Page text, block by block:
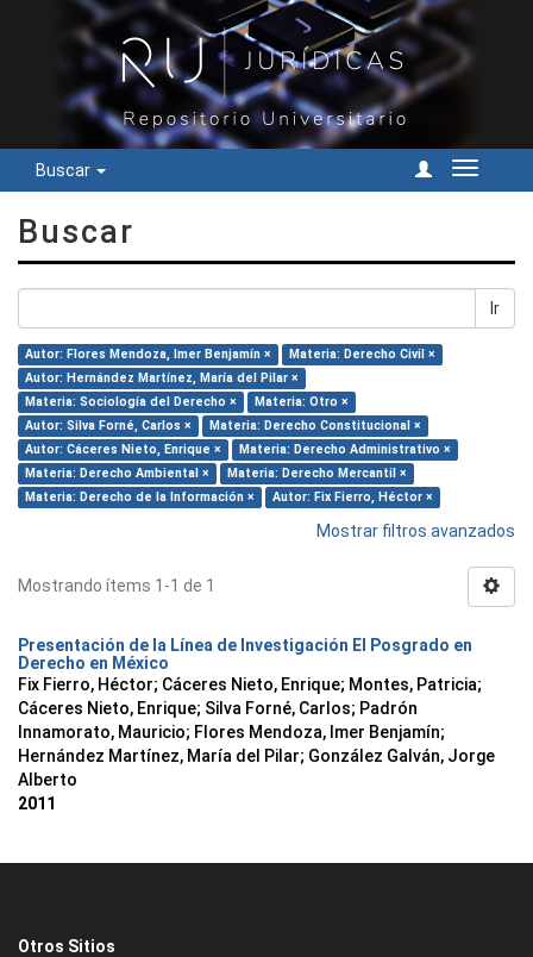
Buscar
Cambiar
Buscar
Ir
Autor: Flores Mendoza, Imer Benjamín ×
Materia: Derecho Civil ×
Autor: Hernández Martínez, María del Pilar ×
Materia: Sociología del Derecho ×
Materia: Otro ×
Autor: Silva Forné, Carlos ×
Materia: Derecho Constitucional ×
Autor: Cáceres Nieto, Enrique ×
Materia: Derecho Administrativo ×
Materia: Derecho Ambiental ×
Materia: Derecho Mercantil ×
Materia: Derecho de la Información ×
Autor: Fix Fierro, Héctor ×
Mostrar filtros avanzados
Mostrando ítems 1-1 de 1
Presentación de la Línea de Investigación El Posgrado en
Derecho en México
Fix Fierro, Héctor; Cáceres Nieto, Enrique; Montes, Patricia;
Cáceres Nieto, Enrique; Silva Forné, Carlos; Padrón
Innamorato, Mauricio; Flores Mendoza, Imer Benjamín;
Hernández Martínez, María del Pilar; González Galván, Jorge
Alberto
2011
Otros Sitios